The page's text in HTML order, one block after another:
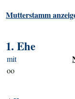
Mutterstamm
1. Ehe
mit
oo